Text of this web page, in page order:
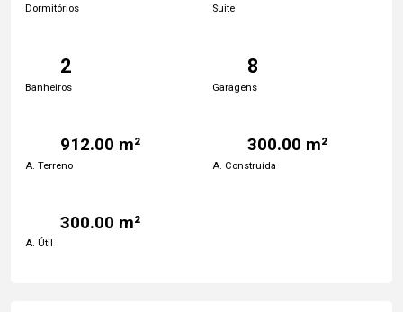
Dormitórios Suite
2
Banheiros
8
Garagens
912.00 m²
A. Terreno
300.00 m²
A. Construída
300.00 m²
A. Útil